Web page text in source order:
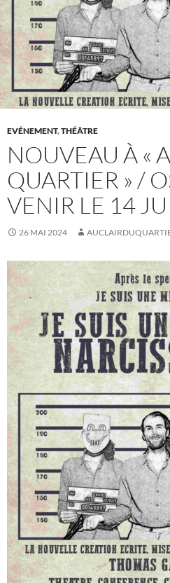
EVÉNEMENT,THÉÂTRE
NOUVEAU À «
QUARTIER » /
VENIR LE 14
26 MAI 2024